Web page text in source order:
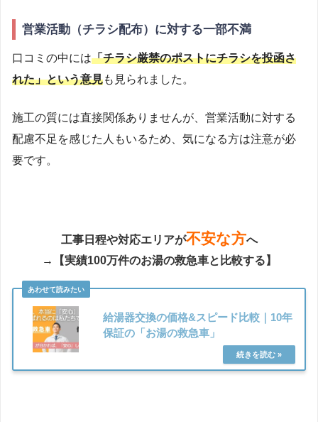
営業活動（チラシ配布）に対する一部不満
口コミの中には「チラシ厳禁のポストにチラシを投函さ
れた」という意見も見られました。
施工の質には直接関係ありませんが、営業活動に対する
配慮不足を感じた人もいるため、気になる方は注意が必
要です。
工事日程や対応エリアが不安な方へ
→【実績100万件のお湯の救急車と比較する】
給湯器交換の価格&スピード比較｜10年
保証の「お湯の救急車」